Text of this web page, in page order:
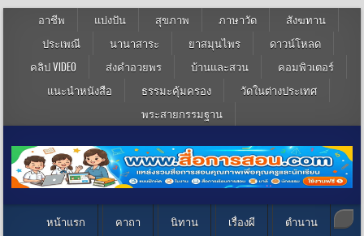
อาชีพ แบ่งปัน สุขภาพ ภาษาวัด
สังฆทาน
ประเพณี
นานาสาระ ยาสมุนไพร
ดาวน์โหลด
คลิป VIDEO
ส่งคำอวยพร บ้านและสวน
คอมพิวเตอร์
แนะนำหนังสือ
ธรรมะคุ้มครอง
วัดในต่างประเทศ
พระสายกรรมฐาน
หน้าแรก คาถา นิทาน เรื่องผี ตำนาน